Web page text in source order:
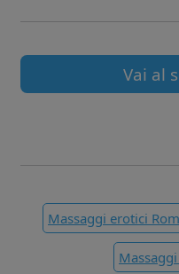
Vai al
Massaggi erotici